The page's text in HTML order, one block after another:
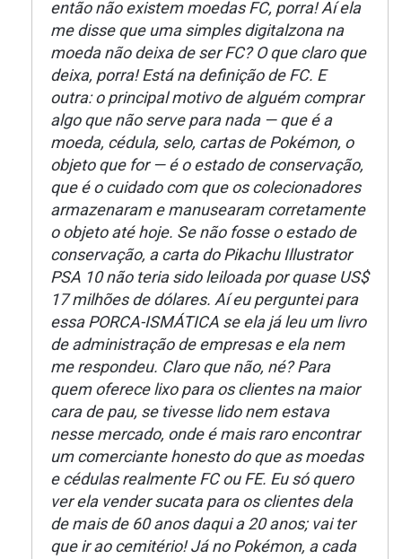
então não existem moedas FC, porra! Aí ela
me disse que uma simples digitalzona na
moeda não deixa de ser FC? O que claro que
deixa, porra! Está na definição de FC. E
outra: o principal motivo de alguém comprar
algo que não serve para nada — que é a
moeda, cédula, selo, cartas de Pokémon, o
objeto que for — é o estado de conservação,
que é o cuidado com que os colecionadores
armazenaram e manusearam corretamente
o objeto até hoje. Se não fosse o estado de
conservação, a carta do Pikachu Illustrator
PSA 10 não teria sido leiloada por quase US$
17 milhões de dólares. Aí eu perguntei para
essa PORCA-ISMÁTICA se ela já leu um livro
de administração de empresas e ela nem
me respondeu. Claro que não, né? Para
quem oferece lixo para os clientes na maior
cara de pau, se tivesse lido nem estava
nesse mercado, onde é mais raro encontrar
um comerciante honesto do que as moedas
e cédulas realmente FC ou FE. Eu só quero
ver ela vender sucata para os clientes dela
de mais de 60 anos daqui a 20 anos; vai ter
que ir ao cemitério! Já no Pokémon, a cada